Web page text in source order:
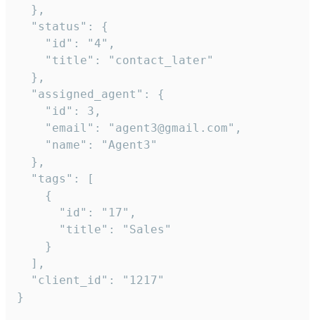
  },
  "status": {
    "id": "4",
    "title": "contact_later"
  },
  "assigned_agent": {
    "id": 3,
    "email": "agent3@gmail.com",
    "name": "Agent3"
  },
  "tags": [
    {
      "id": "17",
      "title": "Sales"
    }
  ],
  "client_id": "1217"
}